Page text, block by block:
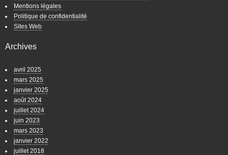
Mentions légales
Politique de confidentialité
Sites Web
Archives
avril 2025
mars 2025
janvier 2025
août 2024
juillet 2024
juin 2023
mars 2023
janvier 2022
juillet 2018